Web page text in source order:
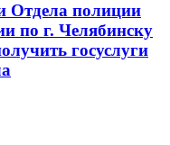
Отдела полиции
по г. Челябинску
госуслуги